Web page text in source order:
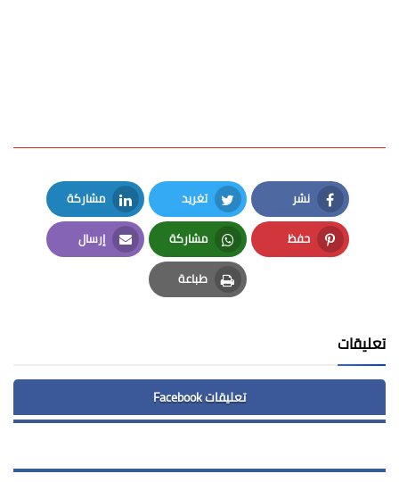
نشر
Facebook
تغريد
Twitter
مشاركة
LinkedIn
حفظ
Pinterest
مشاركة
Whatsapp
إرسال
Email
طباعة
Print
تعليقات
تعليقات Facebook